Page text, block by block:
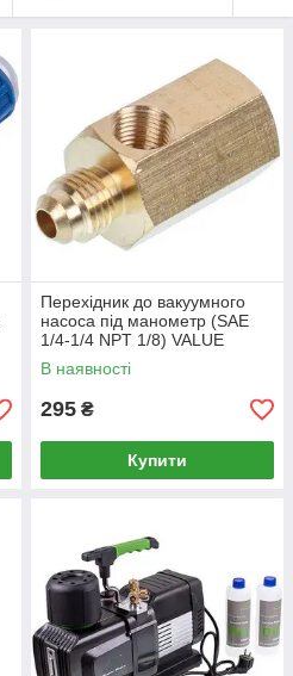
Перехідник до вакуумного
насоса під манометр (SAE
1/4-1/4 NPT 1/8) VALUE
110003055
В наявності
295 ₴
Купити